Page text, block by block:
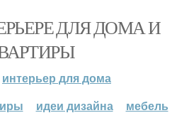
ДЛЯ ДОМА И
интерьер для дома
идеи дизайна мебель